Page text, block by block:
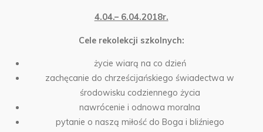
4.04.– 6.04.2018r.
Cele rekolekcji szkolnych:
życie wiarą na co dzień
zachęcanie do chrześcijańskiego świadectwa w
środowisku codziennego życia
nawrócenie i odnowa moralna
pytanie o naszą miłość do Boga i bliźniego